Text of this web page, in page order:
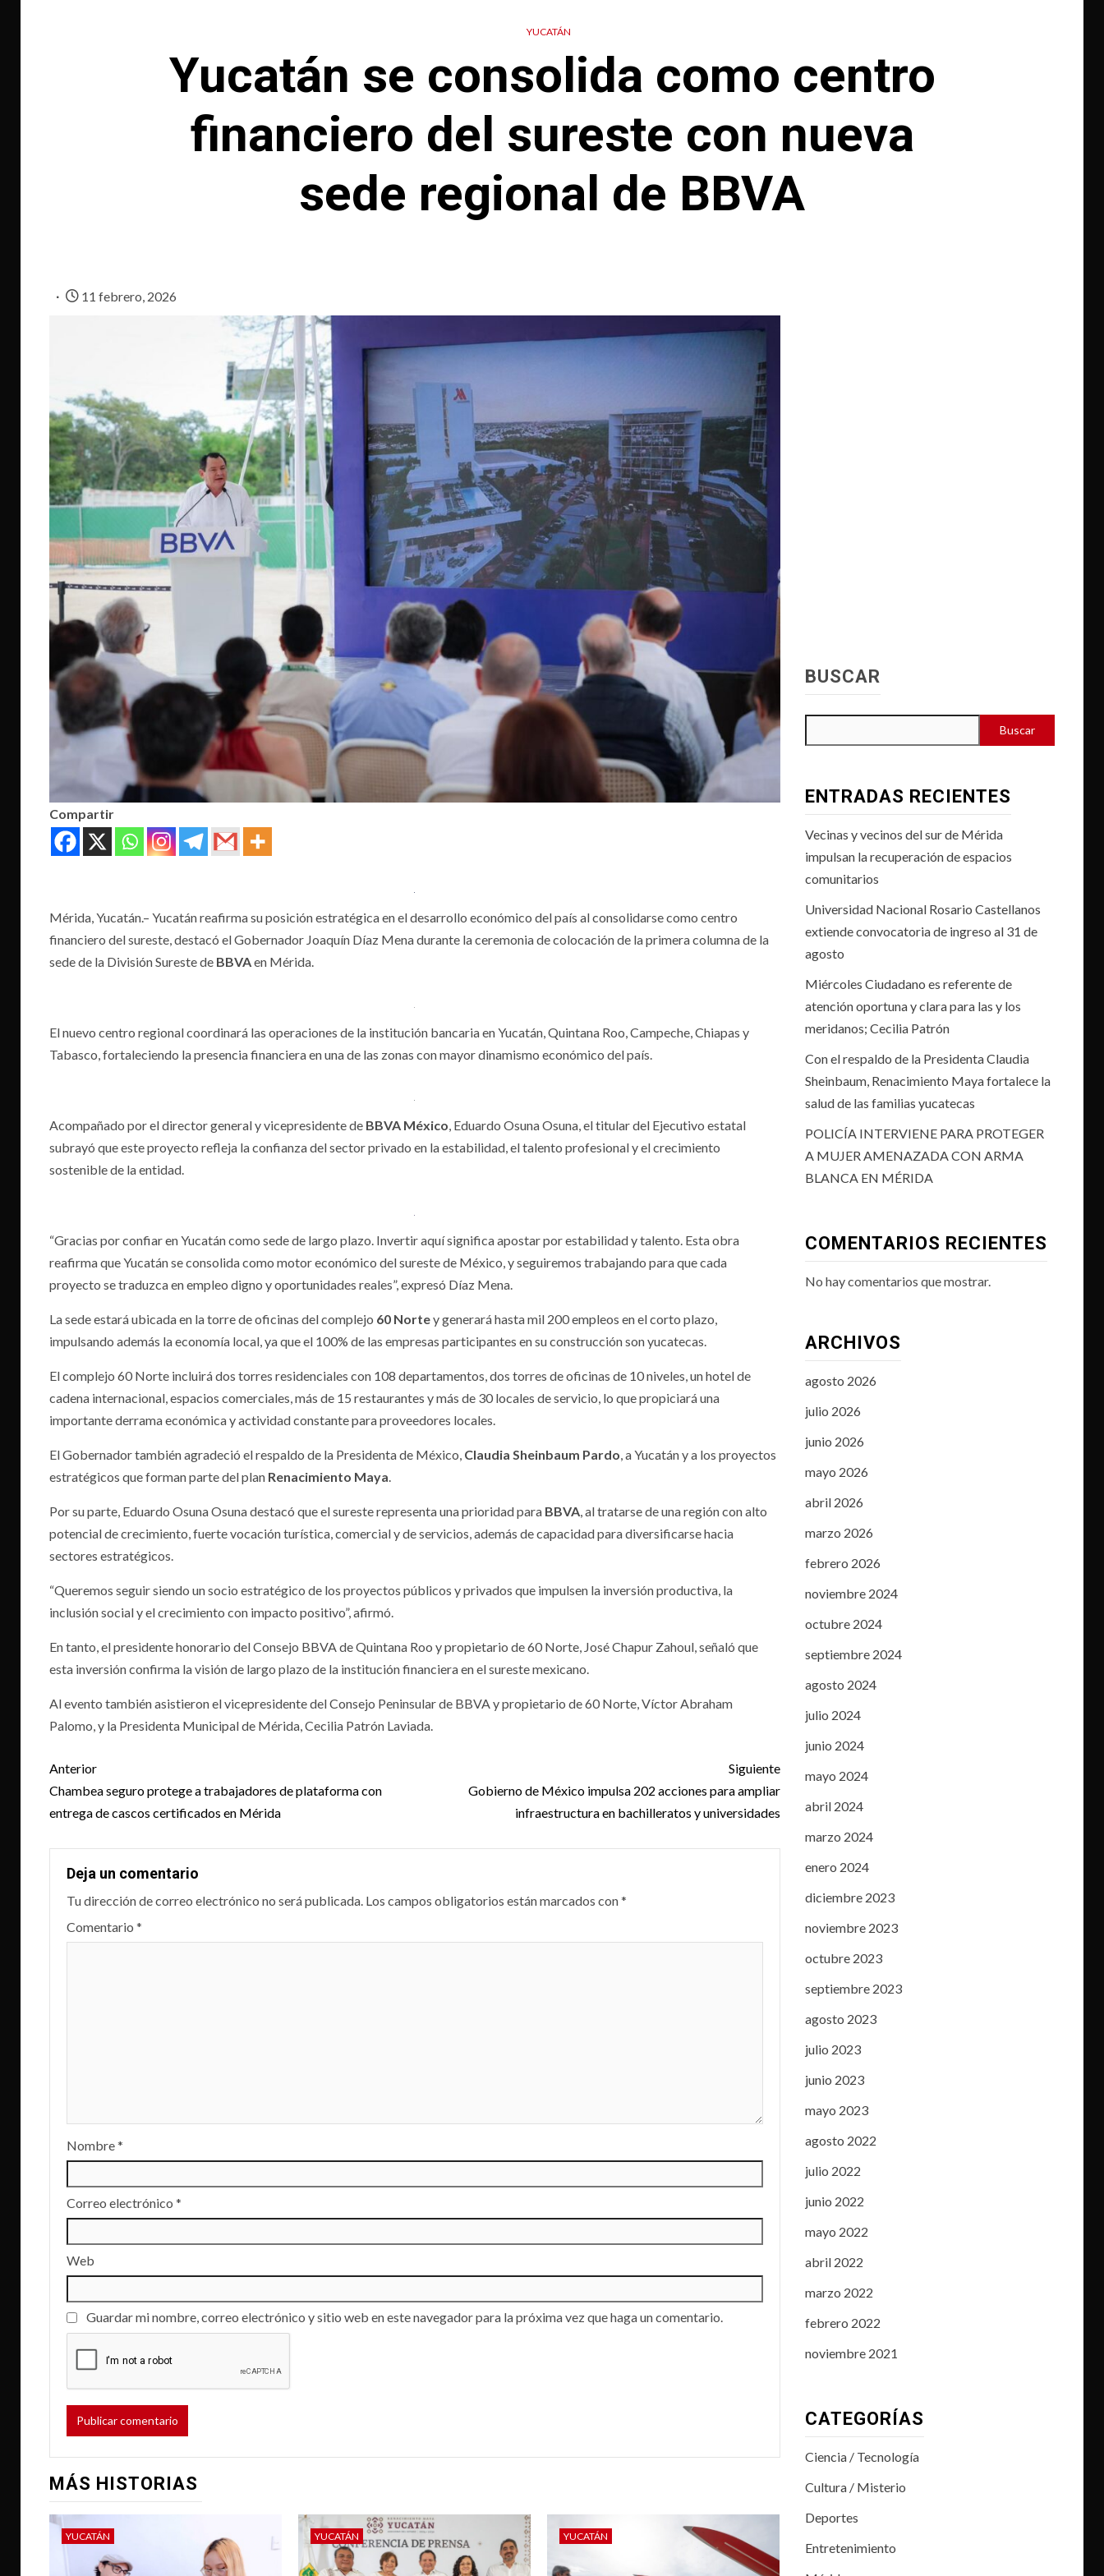
YUCATÁN
Yucatán se consolida como centro
financiero del sureste con nueva
sede regional de BBVA
11 febrero, 2026
Compartir
Mérida, Yucatán.– Yucatán reafirma su posición estratégica en el desarrollo económico del país al consolidarse como centro
financiero del sureste, destacó el Gobernador Joaquín Díaz Mena durante la ceremonia de colocación de la primera columna de la
sede de la División Sureste de BBVAen Mérida.
El nuevo centro regional coordinará las operaciones de la institución bancaria en Yucatán, Quintana Roo, Campeche, Chiapas y
Tabasco, fortaleciendo la presencia financiera en una de las zonas con mayor dinamismo económico del país.
Acompañado por el director general y vicepresidente de BBVA México, Eduardo Osuna Osuna, el titular del Ejecutivo estatal
subrayó que este proyecto refleja la confianza del sector privado en la estabilidad, el talento profesional y el crecimiento
sostenible de la entidad.
“Gracias por confiar en Yucatán como sede de largo plazo. Invertir aquí significa apostar por estabilidad y talento. Esta obra
reafirma que Yucatán se consolida como motor económico del sureste de México, y seguiremos trabajando para que cada
proyecto se traduzca en empleo digno y oportunidades reales”, expresó Díaz Mena.
La sede estará ubicada en la torre de oficinas del complejo 60 Nortey generará hasta mil 200 empleos en el corto plazo,
impulsando además la economía local, ya que el 100% de las empresas participantes en su construcción son yucatecas.
El complejo 60 Norte incluirá dos torres residenciales con 108 departamentos, dos torres de oficinas de 10 niveles, un hotel de
cadena internacional, espacios comerciales, más de 15 restaurantes y más de 30 locales de servicio, lo que propiciará una
importante derrama económica y actividad constante para proveedores locales.
El Gobernador también agradeció el respaldo de la Presidenta de México, Claudia Sheinbaum Pardo, a Yucatán y a los proyectos
estratégicos que forman parte del plan Renacimiento Maya.
Por su parte, Eduardo Osuna Osuna destacó que el sureste representa una prioridad para BBVA, al tratarse de una región con alto
potencial de crecimiento, fuerte vocación turística, comercial y de servicios, además de capacidad para diversificarse hacia
sectores estratégicos.
“Queremos seguir siendo un socio estratégico de los proyectos públicos y privados que impulsen la inversión productiva, la
inclusión social y el crecimiento con impacto positivo”, afirmó.
En tanto, el presidente honorario del Consejo BBVA de Quintana Roo y propietario de 60 Norte, José Chapur Zahoul, señaló que
esta inversión confirma la visión de largo plazo de la institución financiera en el sureste mexicano.
Al evento también asistieron el vicepresidente del Consejo Peninsular de BBVA y propietario de 60 Norte, Víctor Abraham
Palomo, y la Presidenta Municipal de Mérida, Cecilia Patrón Laviada.
Post
navigation
Anterior
Chambea seguro protege a trabajadores de plataforma con
entrega de cascos certificados en Mérida
Siguiente
Gobierno de México impulsa 202 acciones para ampliar
infraestructura en bachilleratos y universidades
Deja un comentario
Tu dirección de correo electrónico no será publicada. Los campos obligatorios están marcados con*
Comentario *
Nombre*
Correo electrónico *
Web
Guardar mi nombre, correo electrónico y sitio web en este navegador para la próxima vez que haga un comentario.
MÁS HISTORIAS
YUCATÁN YUCATÁN YUCATÁN
BUSCAR
Buscar
ENTRADAS RECIENTES
Vecinas y vecinos del sur de Mérida
impulsan la recuperación de espacios
comunitarios
Universidad Nacional Rosario Castellanos
extiende convocatoria de ingreso al 31 de
agosto
Miércoles Ciudadano es referente de
atención oportuna y clara para las y los
meridanos; Cecilia Patrón
Con el respaldo de la Presidenta Claudia
Sheinbaum, Renacimiento Maya fortalece la
salud de las familias yucatecas
POLICÍA INTERVIENE PARA PROTEGER
A MUJER AMENAZADA CON ARMA
BLANCA EN MÉRIDA
COMENTARIOS RECIENTES
No hay comentarios que mostrar.
ARCHIVOS
agosto 2026
julio 2026
junio 2026
mayo 2026
abril 2026
marzo 2026
febrero 2026
noviembre 2024
octubre 2024
septiembre 2024
agosto 2024
julio 2024
junio 2024
mayo 2024
abril 2024
marzo 2024
enero 2024
diciembre 2023
noviembre 2023
octubre 2023
septiembre 2023
agosto 2023
julio 2023
junio 2023
mayo 2023
agosto 2022
julio 2022
junio 2022
mayo 2022
abril 2022
marzo 2022
febrero 2022
noviembre 2021
CATEGORÍAS
Ciencia / Tecnología
Cultura / Misterio
Deportes
Entretenimiento